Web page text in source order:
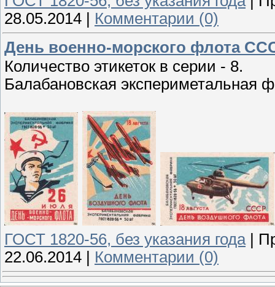
28.05.2014 | Комментарии (0)
День военно-морского флота
Количество этикеток в серии - 8.
Балабановская экспериметальная
ГОСТ 1820-56, без указания года|
22.06.2014
Комментарии (0)